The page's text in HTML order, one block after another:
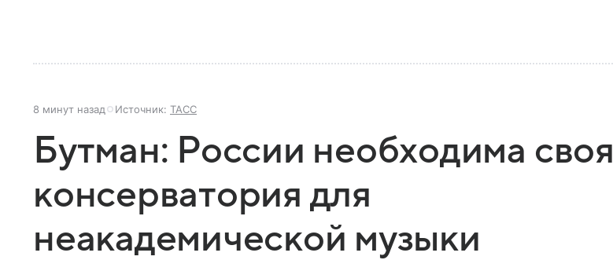
8 минут назад Источник: ТАСС
Бутман: России необходима своя
консерватория для
неакадемической музыки